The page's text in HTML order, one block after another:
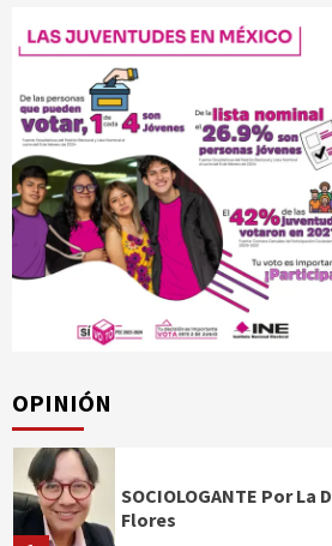
OPINIÓN
SOCIOLOGANTE Por La
Flores